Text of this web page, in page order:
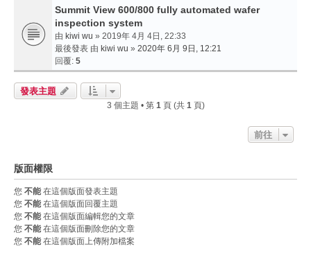
Summit View 600/800 fully automated wafer
inspection system
由 kiwi wu » 2019年 4月 4日, 22:33
最後發表 由 kiwi wu » 2020年 6月 9日, 12:21
回覆: 5
發表主題
3 個主題 • 第 1頁 (共 1頁)
前往
版面權限
您 不能在這個版面發表主題
您 不能在這個版面回覆主題
您 不能在這個版面編輯您的文章
您 不能在這個版面刪除您的文章
您 不能在這個版面上傳附加檔案